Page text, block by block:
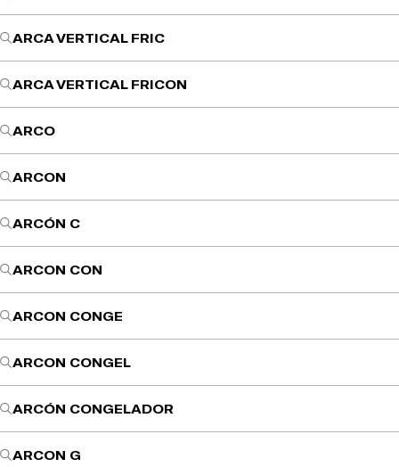
ARCA VERTICAL FRIC
ARCA VERTICAL FRICON
ARCO
ARCON
ARCÓN C
ARCON CON
ARCON CONGE
ARCON CONGEL
ARCÓN CONGELADOR
ARCON G